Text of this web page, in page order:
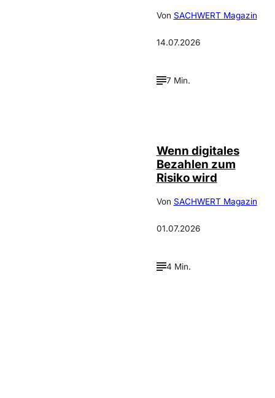
Von SACHWERT Magazin
14.07.2026
7 Min.
Wenn digitales
Bezahlen zum
Risiko wird
Von SACHWERT Magazin
01.07.2026
4 Min.